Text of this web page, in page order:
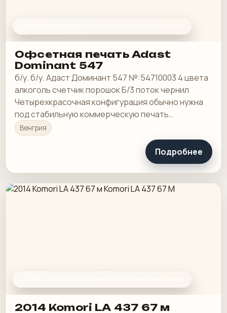
Офсетная печать Adast
Dominant 547
б/у. б/у. Адаст Доминант 547 №:54710003 4 цвета
алкоголь счетчик порошок Б/3 поток чернил
Четырехкрасочная конфигурация обычно нужна
под стабильную коммерческую печать
полноцвета в один прогон.
Венгрия
Подробнее
2014 Komori LA 437 67 м